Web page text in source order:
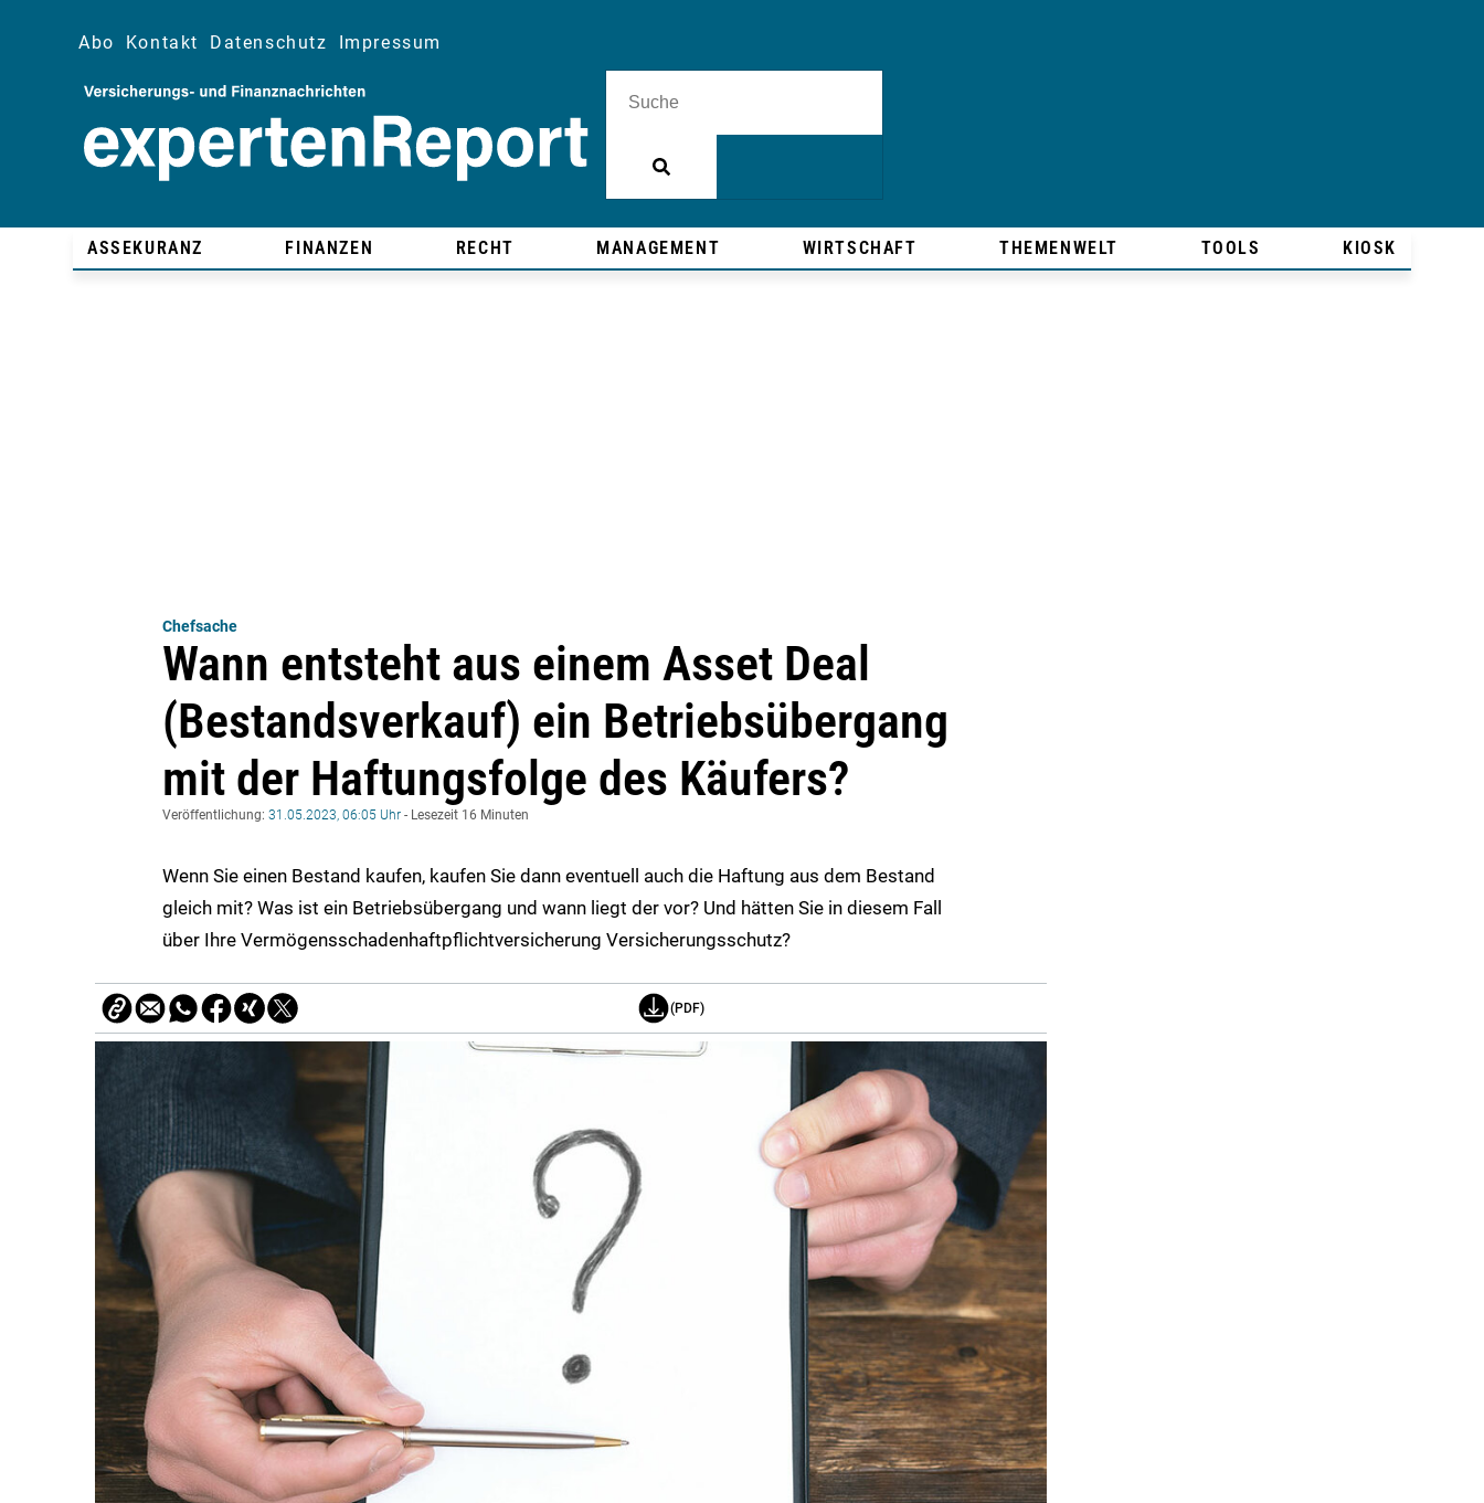
Abo Kontakt Datenschutz Impressum
ASSEKURANZ FINANZEN RECHT MANAGEMENT WIRTSCHAFT THEMENWELT TOOLS KIOSK
Chefsache
Wann entsteht aus einem Asset Deal
(Bestandsverkauf) ein Betriebsübergang
mit der Haftungsfolge des Käufers?
Veröffentlichung: 31.05.2023, 06:05 Uhr - Lesezeit 16 Minuten
Wenn Sie einen Bestand kaufen, kaufen Sie dann eventuell auch die Haftung aus dem Bestand
gleich mit? Was ist ein Betriebsübergang und wann liegt der vor? Und hätten Sie in diesem Fall
über Ihre Vermögensschadenhaftpflichtversicherung Versicherungsschutz?
(PDF)